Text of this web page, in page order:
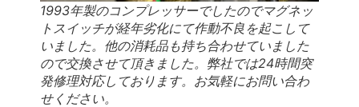
1993年製のコンプレッサーでしたのでマグネッ
トスイッチが経年劣化にて作動不良を起こして
いました。他の消耗品も持ち合わせていました
ので交換させて頂きました。弊社では24時間突
発修理対応しております。お気軽にお問い合わ
せください。